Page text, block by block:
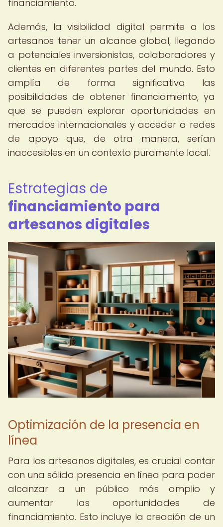
financiamiento.
Además, la visibilidad digital permite a los
artesanos tener un alcance global, llegando
a potenciales inversionistas, colaboradores y
clientes en diferentes partes del mundo. Esto
amplía de forma significativa las
posibilidades de obtener financiamiento, ya
que se pueden explorar oportunidades en
mercados internacionales y acceder a redes
de apoyo que, de otra manera, serían
inaccesibles en un contexto puramente local.
Estrategias de
financiamiento para
artesanos digitales
Optimización de la presencia en
línea
Para los artesanos digitales, es crucial contar
con una sólida presencia en línea para poder
alcanzar a un público más amplio y
aumentar las oportunidades de
financiamiento. Esto incluye la creación de un